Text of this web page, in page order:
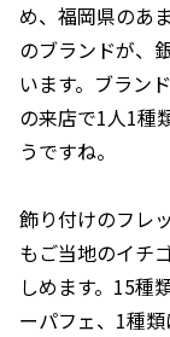
め、福岡県のあ
のブランドが、
います。ブラン
の来店で1人1種
うですね。
飾り付けのフレ
もご当地のイチ
しめます。15種
ーパフェ、1種